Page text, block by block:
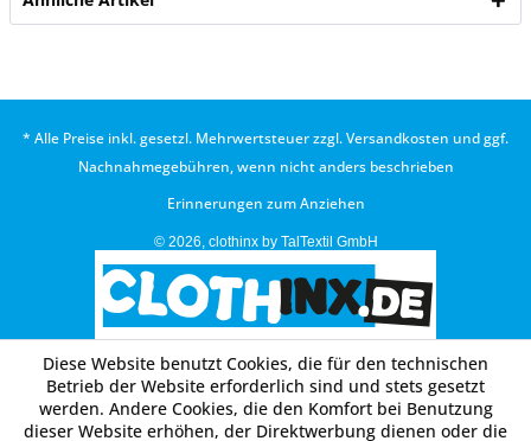
* Alle Preise inkl. gesetzl. Mehrwertsteuer zzgl.Versandkosten und ggf.
Nachnahmegebühren, wenn nicht anders beschrieben
Erinnerungen zum Anziehen
© 2026, clothinx by TalTextil GmbH
Diese Website benutzt Cookies, die für den technischen
Betrieb der Website erforderlich sind und stets gesetzt
werden. Andere Cookies, die den Komfort bei Benutzung
dieser Website erhöhen, der Direktwerbung dienen oder die